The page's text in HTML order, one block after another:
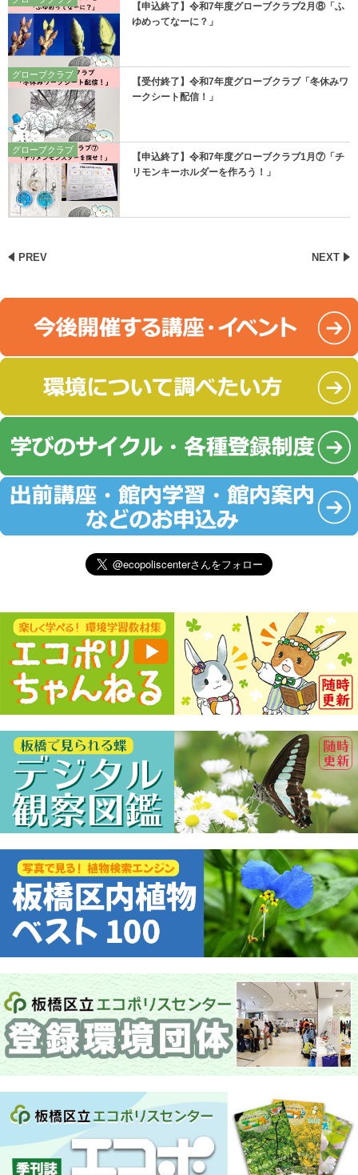
【申込終了】令和7年度グローブクラブ2月⑧「ふ
ゆめってなーに？」
グローブクラブ
【受付終了】令和7年度グローブクラブ「冬休みワ
ークシート配信！」
グローブクラブ
【申込終了】令和7年度グローブクラブ1月⑦「チ
リモンキーホルダーを作ろう！」
PREV NEXT